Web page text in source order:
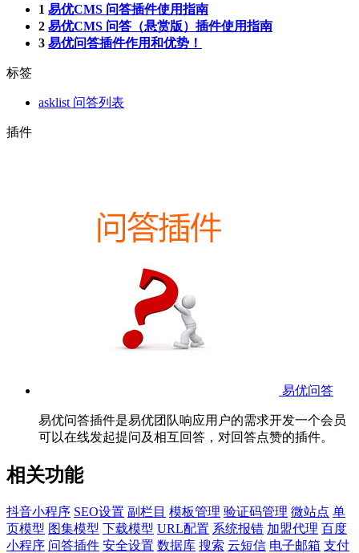
1 易优CMS 问答插件使用指南
2 易优CMS 问答（悬赏版）插件使用指南
3 易优问答插件作用和优势！
标签
asklist 问答列表
插件
易优问答
易优问答插件是易优团队响应用户的需求开发一个会员
可以在线发起提问及相互回答，对回答点赞的插件。
相关功能
抖音小程序 SEO设置 副栏目 模板管理 验证码管理 微站点 单
页模型 图集模型 下载模型 URL配置 系统报错 加盟代理 百度
小程序 问答插件 安全设置 数据库 搜索 云短信 电子邮箱 支付